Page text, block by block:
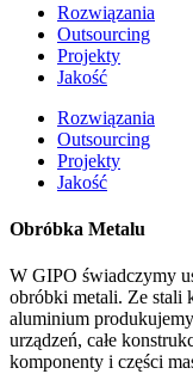
Rozwiązania
Outsourcing
Projekty
Jakość
Rozwiązania
Outsourcing
Projekty
Jakość
Obróbka Metalu
W GIPO świadczymy
obróbki metali. Ze stali
aluminium
urządzeń, całe
komponenty i części